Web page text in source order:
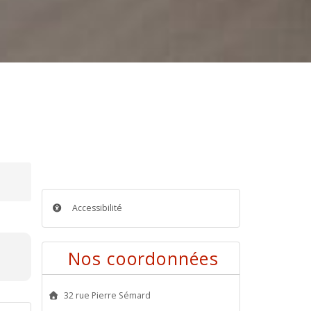
Accessibilité
Nos coordonnées
32 rue Pierre Sémard